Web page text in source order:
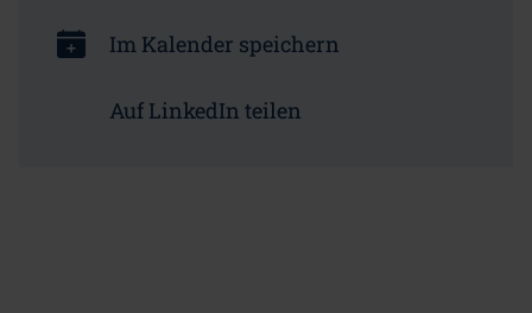
Im Kalender speichern
Auf LinkedIn teilen